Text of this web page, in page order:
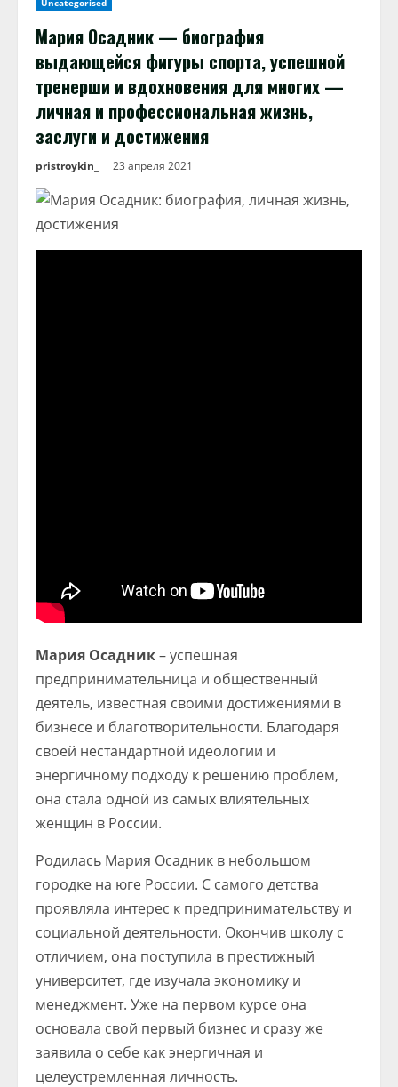
Uncategorised
Мария Осадник — биография
выдающейся фигуры спорта, успешной
тренерши и вдохновения для многих —
личная и профессиональная жизнь,
заслуги и достижения
pristroykin_ 23 апреля 2021
Мария Осадник– успешная
предпринимательница и общественный
деятель, известная своими достижениями в
бизнесе и благотворительности. Благодаря
своей нестандартной идеологии и
энергичному подходу к решению проблем,
она стала одной из самых влиятельных
женщин в России.
Родилась Мария Осадник в небольшом
городке на юге России. С самого детства
проявляла интерес к предпринимательству и
социальной деятельности. Окончив школу с
отличием, она поступила в престижный
университет, где изучала экономику и
менеджмент. Уже на первом курсе она
основала свой первый бизнес и сразу же
заявила о себе как энергичная и
целеустремленная личность.